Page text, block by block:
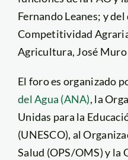
Fernando Leanes; y
Competitividad
Agricultura, José
El foro es organizado
del Agua (ANA), la
Unidas para la
(UNESCO), al
Salud (OPS/OMS) y la